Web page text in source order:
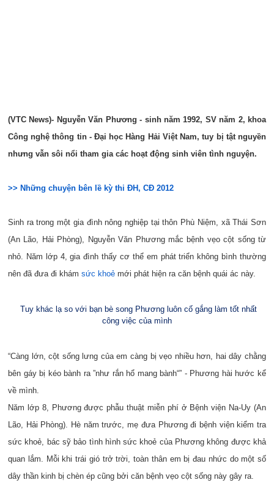
(VTC News)- Nguyễn Văn Phương - sinh năm 1992, SV năm 2, khoa
Công nghệ thông tin - Đại học Hàng Hải Việt Nam, tuy bị tật nguyền
nhưng vẫn sôi nổi tham gia các hoạt động sinh viên tình nguyện.
>> Những chuyện bên lề kỳ thi ĐH, CĐ 2012
Sinh ra trong một gia đình nông nghiệp tại thôn Phù Niệm, xã Thái Sơn
(An Lão, Hải Phòng), Nguyễn Văn Phương mắc bệnh vẹo cột sống từ
nhỏ. Năm lớp 4, gia đình thấy cơ thể em phát triển không bình thường
nên đã đưa đi khám sức khoẻ mới phát hiện ra căn bệnh quái ác này.
Tuy khác lạ so với bạn bè song Phương luôn cố gắng làm tốt nhất
công việc của mình
“Càng lớn, cột sống lưng của em càng bị vẹo nhiều hơn, hai dây chằng
bên gáy bị kéo bành ra ”như rắn hổ mang bành“” - Phương hài hước kể
về mình.
Năm lớp 8, Phương được phẫu thuật miễn phí ở Bệnh viện Na-Uy (An
Lão, Hải Phòng). Hè năm trước, mẹ đưa Phương đi bệnh viện kiểm tra
sức khoẻ, bác sỹ bảo tình hình sức khoẻ của Phương không được khả
quan lắm. Mỗi khi trái gió trở trời, toàn thân em bị đau nhức do một số
dây thần kinh bị chèn ép cũng bởi căn bệnh vẹo cột sống này gây ra.